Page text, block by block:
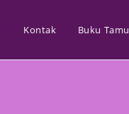
Kontak Buku Tamu